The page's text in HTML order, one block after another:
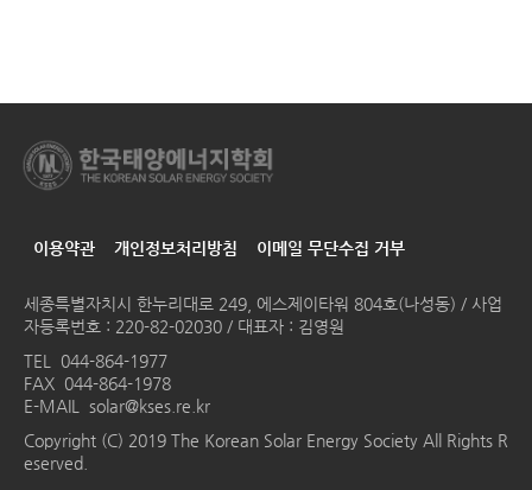
이용약관 개인정보처리방침 이메일 무단수집 거부
세종특별자치시 한누리대로 249, 에스제이타워 804호(나성동) / 사업
자등록번호 : 220-82-02030 / 대표자 : 김영원
TEL 044-864-1977
FAX 044-864-1978
E-MAIL solar@kses.re.kr
Copyright (C) 2019 The Korean Solar Energy Society All Rights R
eserved.